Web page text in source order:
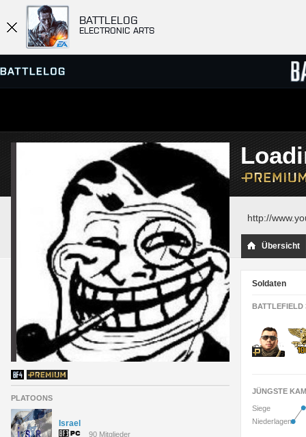
BATTLELOG
ELECTRONIC ARTS
SERVER-BROWSER
MATCHES
PLATOONS
Israel
90 Mitglieder
http://
Übersicht
Soldaten
BATTLEFIELD
JÜNGSTE
Siege
Niederlagen•
•